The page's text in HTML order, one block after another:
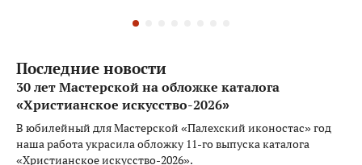
Последние новости
30 лет Мастерской на обложке каталога
«Христианское искусство-2026»
В юбилейный для Мастерской «Палехский иконостас» год
наша работа украсила обложку 11-го выпуска каталога
«Христианское искусство-2026».